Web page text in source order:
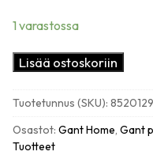
1 varastossa
Gant
est.
beach
towel
rantapyyhe
Lisää ostoskoriin
Tuotetunnus (SKU):
Osastot: Gant Home, Gant
Tuotteet